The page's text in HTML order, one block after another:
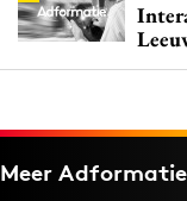
Meer Adformatie